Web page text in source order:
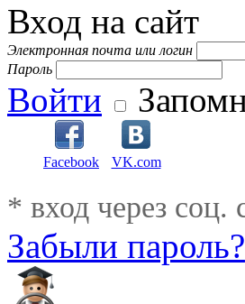
Вход на сайт
Электронная почта или логин
Пароль
Войти
Facebook VK.com
* вход через соц.
Забыли пароль?